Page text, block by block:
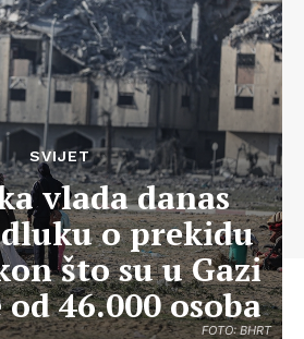
FOTO: BHRT
SVIJET
vlada danas
o prekidu
što su u Gazi
46.000 osoba